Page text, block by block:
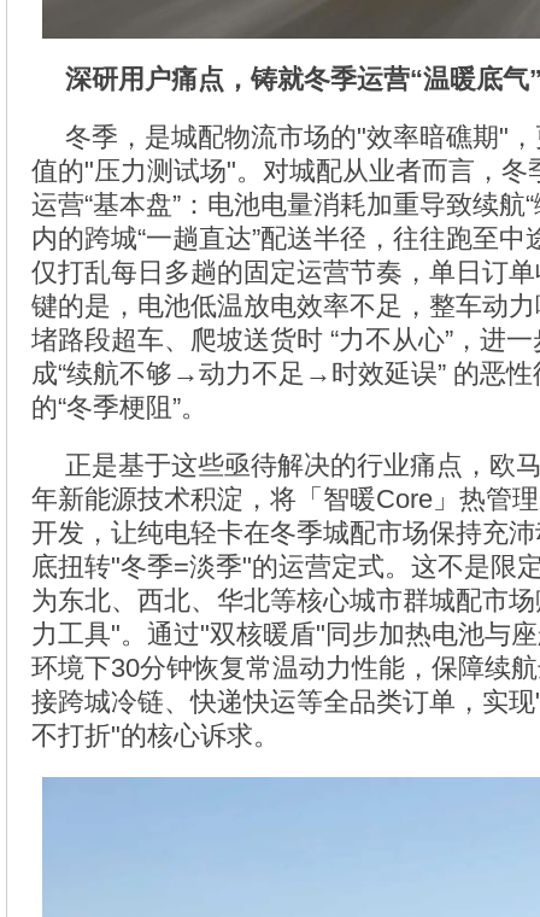
深研用户痛点，铸就冬季运营“温暖底气
冬季，是城配物流市场的"效率暗礁期"
值的"压力测试场"。对城配从业者而言，冬
运营“基本盘”：电池电量消耗加重导致续航
内的跨城“一趟直达”配送半径，往往跑至
仅打乱每日多趟的固定运营节奏，单日订
键的是，电池低温放电效率不足，整车动
堵路段超车、爬坡送货时 “力不从心”，进
成“续航不够→动力不足→时效延误” 的恶
的“冬季梗阻”。
正是基于这些亟待解决的行业痛点，欧
年新能源技术积淀，将「智暖Core」热管
开发，让纯电轻卡在冬季城配市场保持充
底扭转"冬季=淡季"的运营定式。这不是限
为东北、西北、华北等核心城市群城配市
力工具"。通过"双核暖盾"同步加热电池与
环境下30分钟恢复常温动力性能，保障续
接跨城冷链、快递快运等全品类订单，实
不打折"的核心诉求。